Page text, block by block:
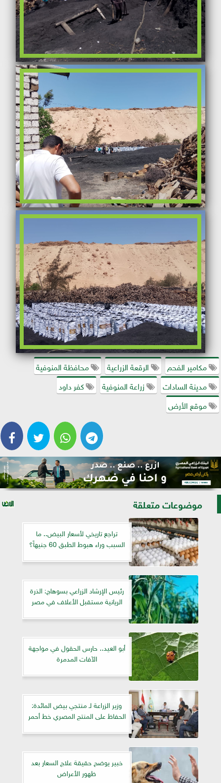
مكامير الفحم الرقعة الزراعية
محافظة المنوفية
مدينة السادات
زراعة المنوفية
كفر داود
موقع الأرض
موضوعات متعلقة
تراجع تاريخي لأسعار البيض.. ما
السبب وراء هبوط الطبق 60 جنيهاً؟
رئيس الإرشاد الزراعي بسوهاج: الذرة
الريانية مستقبل الأعلاف في مصر
أبو العيد.. حارس الحقول في مواجهة
الآفات المدمرة
وزير الزراعة لـ منتجي بيض المائدة:
الحفاظ على المنتج المصري خط أحمر
خبير يوضح حقيقة علاج السعار بعد
ظهور الأعراض